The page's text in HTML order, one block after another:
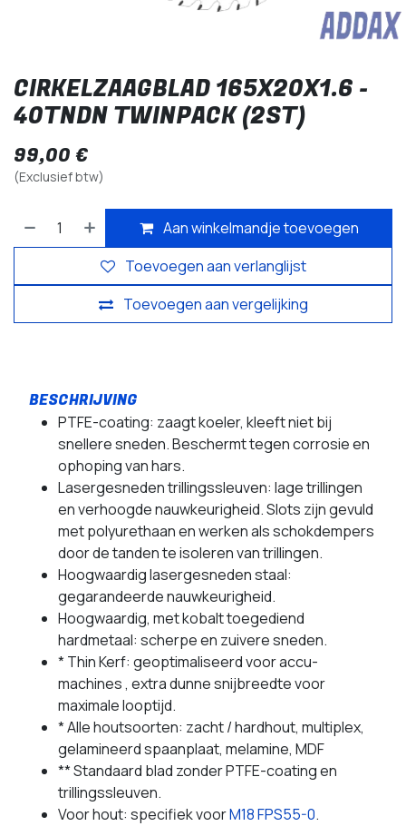
CIRKELZAAGBLAD 165X20X1.6 -
40TNDN TWINPACK (2ST)
99,00 €
(Exclusief btw)
Aan winkelmandje toevoegen
Toevoegen aan vergelijking
Toevoegen aan verlanglijst
PTFE-coating: zaagt koeler, kleeft niet bij
snellere sneden. Beschermt tegen corrosie en
ophoping van hars.
Lasergesneden trillingssleuven: lage trillingen
en verhoogde nauwkeurigheid. Slots zijn gevuld
met polyurethaan en werken als schokdempers
door de tanden te isoleren van trillingen.
Hoogwaardig lasergesneden staal:
gegarandeerde nauwkeurigheid.
Hoogwaardig, met kobalt toegediend
hardmetaal: scherpe en zuivere sneden.
* Thin Kerf: geoptimaliseerd voor accu-
machines , extra dunne snijbreedte voor
maximale looptijd.
* Alle houtsoorten: zacht / hardhout, multiplex,
gelamineerd spaanplaat, melamine, MDF
** Standaard blad zonder PTFE-coating en
trillingssleuven.
Voor hout: specifiek voorM18 FPS55-0.